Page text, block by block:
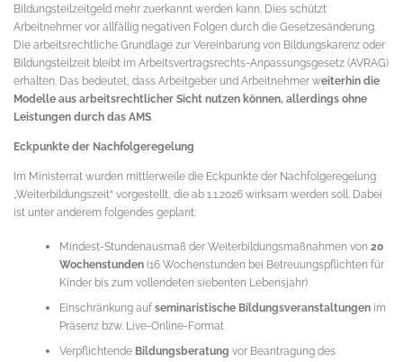
Bildungsteilzeitgeld mehr zuerkannt werden kann. Dies schützt
Arbeitnehmer vor allfällig negativen Folgen durch die Gesetzesänderung.
Die arbeitsrechtliche Grundlage zur Vereinbarung von Bildungskarenz oder
Bildungsteilzeit bleibt im Arbeitsvertragsrechts-Anpassungsgesetz (AVRAG)
erhalten. Das bedeutet, dass Arbeitgeber und Arbeitnehmer weiterhin die
Modelle aus arbeitsrechtlicher Sicht nutzen können, allerdings ohne
Leistungen durch das AMS
Eckpunkte der Nachfolgeregelung
Im Ministerrat wurden mittlerweile die Eckpunkte der Nachfolgeregelung
„Weiterbildungszeit“ vorgestellt, die ab 1.1.2026 wirksam werden soll. Dabei
ist unter anderem folgendes geplant:
Mindest-Stundenausmaß der Weiterbildungsmaßnahmen von 20
Wochenstunden(16 Wochenstunden bei Betreuungspflichten für
Kinder bis zum vollendeten siebenten Lebensjahr)
Einschränkung auf seminaristische Bildungsveranstaltungenim
Präsenz bzw. Live-Online-Format
Verpflichtende Bildungsberatung vor Beantragung des